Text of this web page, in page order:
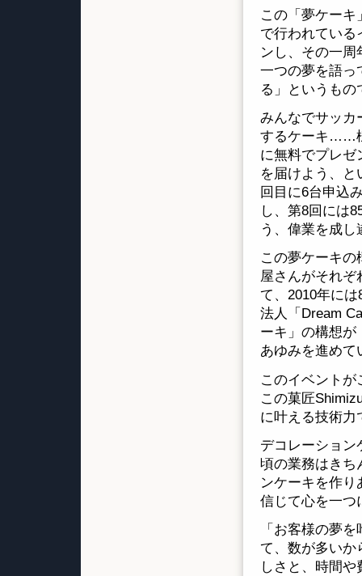
この「夢ケーキ
で行われている
ンし、その一
一つの夢を語っ
る」というもの
みんなでサッカ
するケーキ……
に無料でプレ
を届けよう、
回目に6台申込
し、第8回には
う、偉業を成
この夢ケーキ
屋さんがそれぞ
て、2010年に
法人「Dream
ーキ」の構想が
あゆみを進めて
このイベント
この菓匠
に叶える技術力
デコレーション
頃の業務はきち
ンケーキを作
信じて心を一つ
「お客様の夢
て、数が多いか
しさと、時間